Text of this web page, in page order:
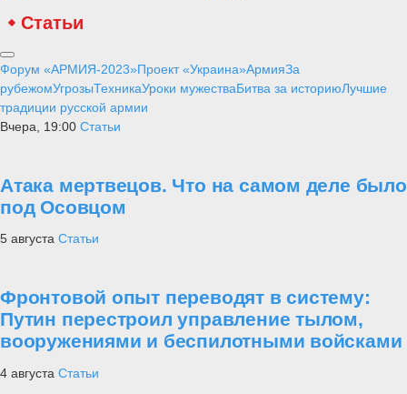
Статьи
Форум «АРМИЯ-2023»Проект «Украина»АрмияЗа
рубежомУгрозыТехникаУроки мужестваБитва за историюЛучшие
традиции русской армии
Вчера, 19:00 Статьи
Атака мертвецов. Что на самом деле было
под Осовцом
5 августа Статьи
Фронтовой опыт переводят в систему:
Путин перестроил управление тылом,
вооружениями и беспилотными войсками
4 августа Статьи